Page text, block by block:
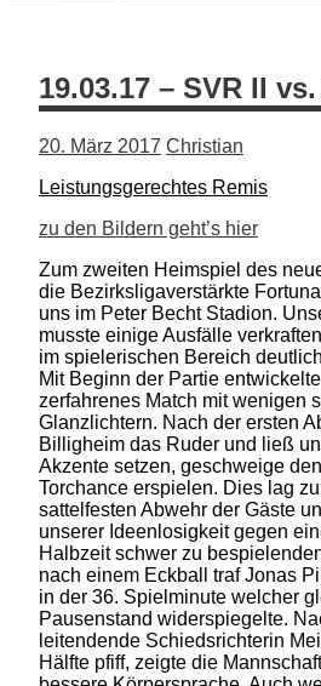
19.03.17 – SVR II
20. März 2017 Christian
Leistungsgerechtes Remis
zu den Bildern geht’s hier
Zum zweiten Heimspiel des
die Bezirksligaverstärkte
uns im Peter Becht Stadion.
musste einige Ausfälle
im spielerischen Bereich
Mit Beginn der Partie
zerfahrenes Match mit wenigen
Glanzlichtern. Nach der ersten
Billigheim das Ruder und ließ
Akzente setzen, geschweige
Torchance erspielen. Dies lag
sattelfesten Abwehr der Gäste
unserer Ideenlosigkeit gegen
Halbzeit schwer zu
nach einem Eckball traf Jonas
in der 36. Spielminute welcher
Pausenstand widerspiegelte.
leitendende Schiedsrichterin
Hälfte pfiff, zeigte die